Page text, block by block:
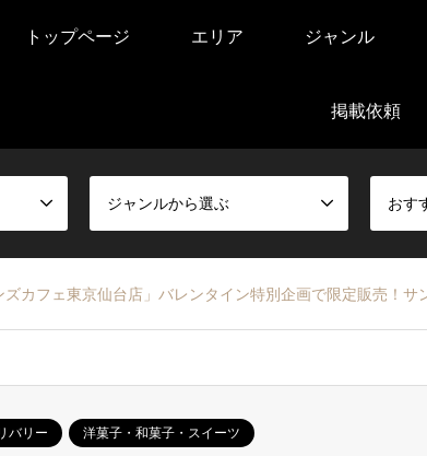
トップページ エリア ジャンル
掲載依頼
ジャンルから選ぶ おす
カフェ東京仙台店」バレンタイン特別企画で限定販売！サ
バリー 洋菓子・和菓子・スイーツ